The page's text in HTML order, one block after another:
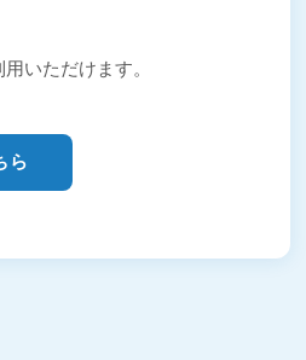
いただけます。
ら